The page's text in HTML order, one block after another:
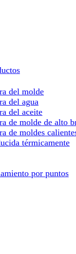
del molde
del agua
del aceite
de molde de alto
de moldes
térmicamente
por puntos